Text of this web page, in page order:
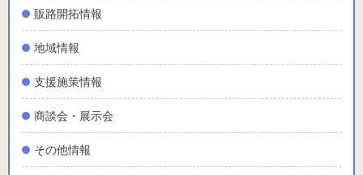
販路開拓情報
地域情報
支援施策情報
商談会・展示会
その他情報